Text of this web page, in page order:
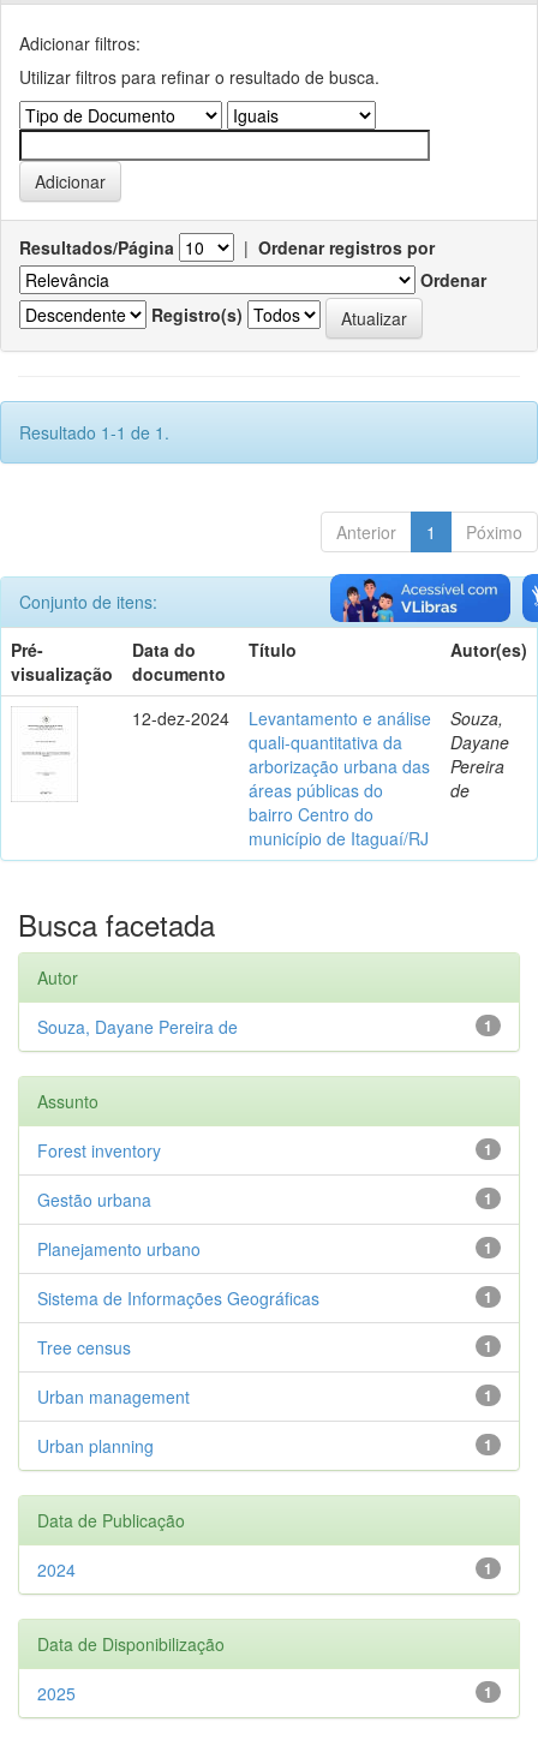
Adicionar filtros:
Utilizar filtros para refinar o resultado de busca.
Resultados/Página | Ordenar registros por
Ordenar
Registro(s)
Resultado 1-1 de 1.
Anterior 1 Póximo
Conjunto de itens:
Pré-
visualização
Data do
documento
Título Autor(es)
12-dez-2024
Levantamento e análise
quali-quantitativa da
arborização urbana das
áreas públicas do
bairro Centro do
município de Itaguaí/RJ
Souza,
Dayane
Pereira
de
Busca facetada
Autor
1
Souza, Dayane Pereira de
Assunto
1
Forest inventory
1
Gestão urbana
1
Planejamento urbano
1
Sistema de Informações Geográficas
1
Tree census
1
Urban management
1
Urban planning
Data de Publicação
1
2024
Data de Disponibilização
1
2025